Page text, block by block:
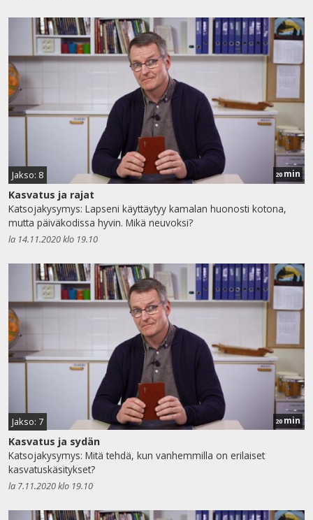
Jakso: 8 20 min
Kasvatus ja rajat
Katsojakysymys: Lapseni käyttäytyy kamalan huonosti kotona,
mutta päiväkodissa hyvin. Mikä neuvoksi?
la 14.11.2020 klo 19.10
Jakso: 7 20 min
Kasvatus ja sydän
Katsojakysymys: Mitä tehdä, kun vanhemmilla on erilaiset
kasvatuskäsitykset?
la 7.11.2020 klo 19.10